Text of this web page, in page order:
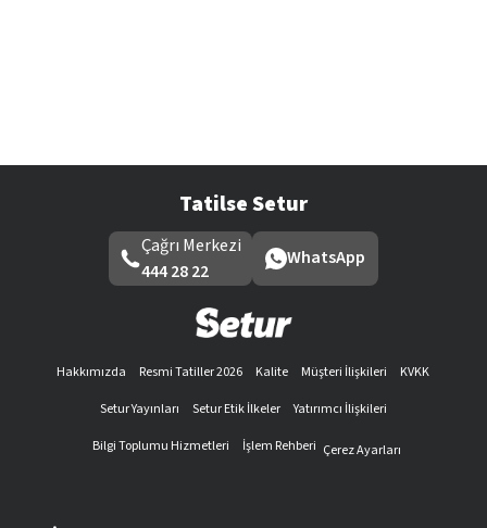
Tatilse Setur
Çağrı Merkezi
444 28 22
WhatsApp
Hakkımızda Resmi Tatiller 2026 Kalite Müşteri İlişkileri
KVKK
Setur Yayınları
Setur Etik İlkeler
Yatırımcı İlişkileri
Bilgi Toplumu Hizmetleri
İşlem Rehberi Çerez Ayarları